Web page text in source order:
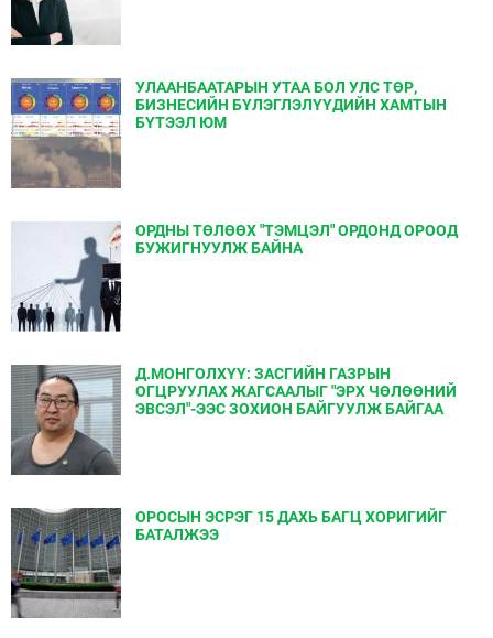
УЛААНБААТАРЫН УТАА БОЛ УЛС ТӨР,
БИЗНЕСИЙН БҮЛЭГЛЭЛҮҮДИЙН ХАМТЫН
БҮТЭЭЛ ЮМ
ОРДНЫ ТӨЛӨӨХ "ТЭМЦЭЛ" ОРДОНД ОРООД
БУЖИГНУУЛЖ БАЙНА
Д.МОНГОЛХҮҮ: ЗАСГИЙН ГАЗРЫН
ОГЦРУУЛАХ ЖАГСААЛЫГ "ЭРХ ЧӨЛӨӨНИЙ
ЭВСЭЛ"-ЭЭС ЗОХИОН БАЙГУУЛЖ БАЙГАА
ОРОСЫН ЭСРЭГ 15 ДАХЬ БАГЦ ХОРИГИЙГ
БАТАЛЖЭЭ